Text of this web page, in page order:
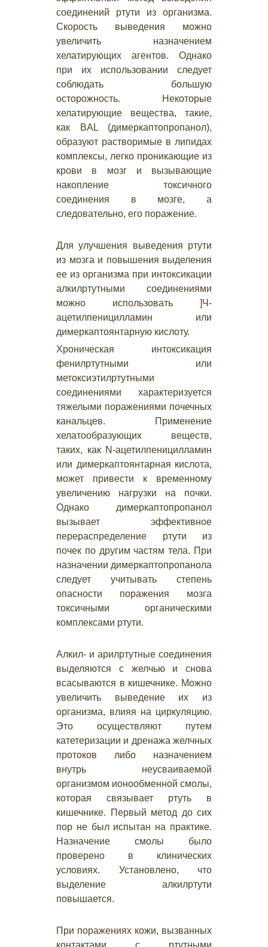
соединений ртути из организма.
Скорость выведения можно
увеличить назначением
хелатирующих агентов. Однако
при их использовании следует
соблюдать большую
осторожность. Некоторые
хелатирующие вещества, такие,
как BAL (димеркаптопропанол),
образуют растворимые в липидах
комплексы, легко проникающие из
крови в мозг и вызывающие
накопление токсичного
соединения в мозге, а
следовательно, его поражение.
Для улучшения выведения ртути
из мозга и повышения выделения
ее из организма при интоксикации
алкилртутными соединениями
можно использовать ]Ч-
ацетилпеницилламин или
димеркаптоянтарную кислоту.
Хроническая интоксикация
фенилртутными или
метоксиэтилртутными
соединениями характеризуется
тяжелыми поражениями почечных
канальцев. Применение
хелатообразующих веществ,
таких, как N-ацетилпеницилламин
или димеркаптоянтарная кислота,
может привести к временному
увеличению нагрузки на почки.
Однако димеркаптопропанол
вызывает эффективное
перераспределение ртути из
почек по другим частям тела. При
назначении димеркаптопропанола
следует учитывать степень
опасности поражения мозга
токсичными органическими
комплексами ртути.
Алкил- и арилртутные соединения
выделяются с желчью и снова
всасываются в кишечнике. Можно
увеличить выведение их из
организма, влияя на циркуляцию.
Это осуществляют путем
катетеризации и дренажа желчных
протоков либо назначением
внутрь неусваиваемой
организмом ионообменной смолы,
которая связывает ртуть в
кишечнике. Первый метод до сих
пор не был испытан на практике.
Назначение смолы было
проверено в клинических
условиях. Установлено, что
выделение алкилртути
повышается.
При поражениях кожи, вызванных
контактами с ртутными